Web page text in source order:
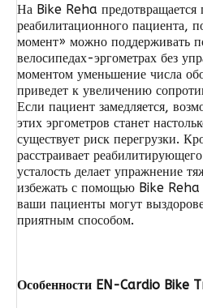
На Bike Reha предотвращается
реабилитационного пациента,
момент» можно поддерживать
велосипедах-эргометрах без
моментом уменьшение числа
приведет к увеличению
Если пациент замедляется,
этих эргометров станет
существует риск перегрузки.
расстраивает
усталость делает упражнение
избежать с помощью Bike
ваши пациенты могут
приятным способом.
Особенности EN-Cardio Bike